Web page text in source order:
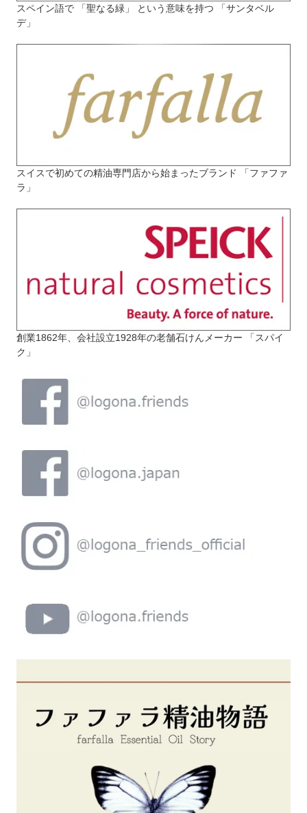
スペイン語で 「聖なる緑」 という意味を持つ 「サンタベル
デ」
スイスで初めての精油専門店から始まったブランド 「ファファ
ラ」
創業1862年、会社設立1928年の老舗石けんメーカー 「スパイ
ク」